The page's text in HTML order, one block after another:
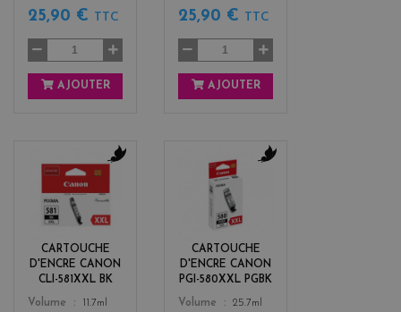
25,90 € TTC
AJOUTER
25,90 € TTC
AJOUTER
CARTOUCHE
D'ENCRE CANON
CLI-581XXL BK
Color
c
k
Volume
11.7ml
CARTOUCHE
D'ENCRE CANON
PGI-580XXL PGBK
Color
k
Volume
25.7ml